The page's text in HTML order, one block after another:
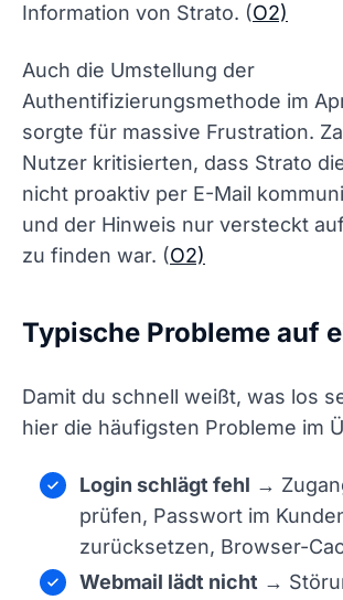
Information von Strato. (O2)
Auch die Umstellung der
Authentifizierungsmethode im
sorgte für massive Frustration.
Nutzer kritisierten, dass Strato
nicht proaktiv per E-Mail
und der Hinweis nur versteckt
zu finden war. (O2)
Typische Probleme auf
Damit du schnell weißt, was los
hier die häufigsten Probleme im
Login schlägt fehl →
prüfen, Passwort im
zurücksetzen, Browser-
Webmail lädt nicht →